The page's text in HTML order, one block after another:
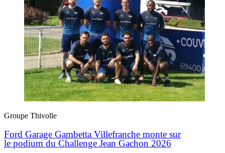
Groupe Thivolle
Ford Garage Gambetta Villefranche monte sur
le podium du Challenge Jean Gachon 2026